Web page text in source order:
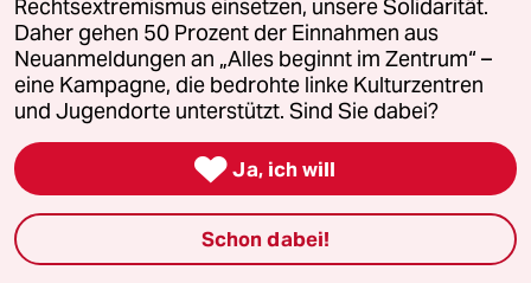
Folgen Sie uns
Ressorts
Politik
Öko
Rechtsextremismus einsetzen, unsere Solidarität.
Daher gehen 50 Prozent der Einnahmen aus
Neuanmeldungen an „Alles beginnt im Zentrum“ –
eine Kampagne, die bedrohte linke Kulturzentren
und Jugendorte unterstützt. Sind Sie dabei?
 Ja, ich will
Schon dabei!